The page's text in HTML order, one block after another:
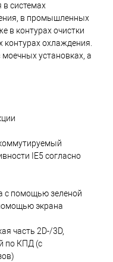
в системах
в промышленных
в контурах очистки
контурах охлаждения.
установках, а
IE5 согласно
с помощью зеленой
экрана
часть 2D-/3D,
по КПД (с